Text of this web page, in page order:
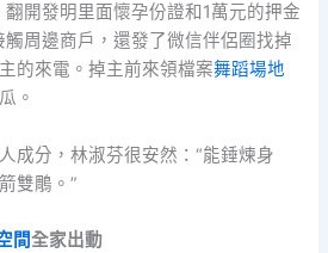
翻開發明里面懷孕份證和1萬元的押金
觸周邊商戶，還發了微信伴侶圈找掉
的來電。掉主前來領檔案舞蹈場地
。
成分，林淑芬很安然：“能錘煉身
雙鵰。”
間全家出動